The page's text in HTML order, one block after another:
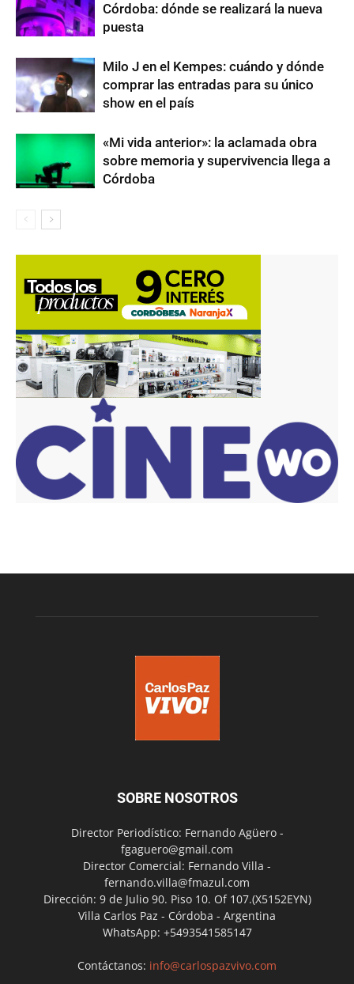
Córdoba: dónde se realizará la nueva
puesta
Milo J en el Kempes: cuándo y dónde
comprar las entradas para su único
show en el país
«Mi vida anterior»: la aclamada obra
sobre memoria y supervivencia llega a
Córdoba
SOBRE NOSOTROS
Director Periodístico: Fernando Agüero -
fgaguero@gmail.com
Director Comercial: Fernando Villa -
fernando.villa@fmazul.com
Dirección: 9 de Julio 90. Piso 10. Of 107.(X5152EYN)
Villa Carlos Paz - Córdoba - Argentina
WhatsApp: +5493541585147
Contáctanos: info@carlospazvivo.com